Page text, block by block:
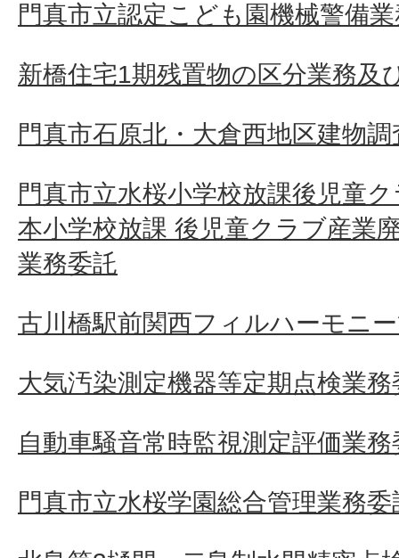
門真市立認定こども園機械警備
新橋住宅1期残置物の区分業務及
門真市石原北・大倉西地区建物
門真市立水桜小学校放課後児童
本小学校放課 後児童クラブ産業
業務委託
古川橋駅前関西フィルハーモニ
大気汚染測定機器等定期点検業務
自動車騒音常時監視測定評価業務
門真市立水桜学園総合管理業務委